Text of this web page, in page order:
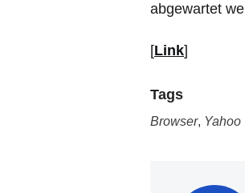
abgewartet
[Link]
Tags
Browser, Yahoo